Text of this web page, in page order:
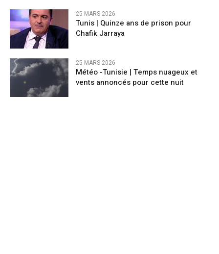
25 MARS 2026
Tunis | Quinze ans de prison pour
Chafik Jarraya
25 MARS 2026
Météo -Tunisie | Temps nuageux et
vents annoncés pour cette nuit